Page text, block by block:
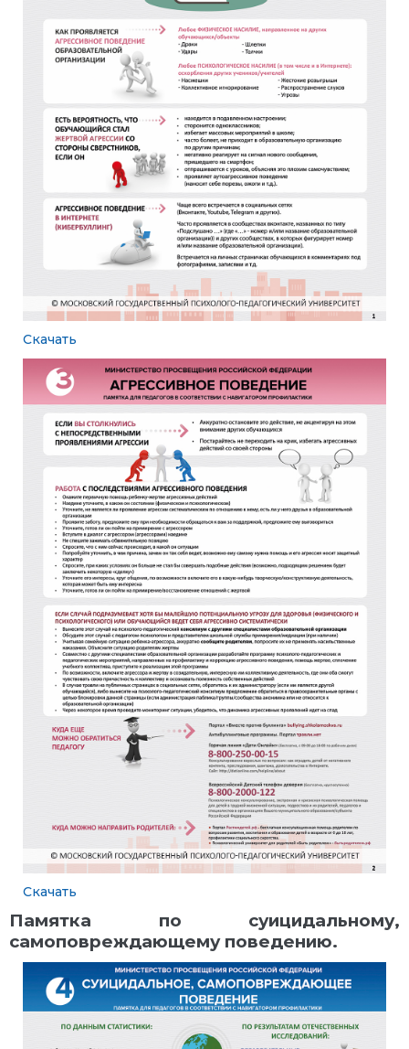
Скачать
Скачать
Памятка по суицидальному,
самоповреждающему поведению.